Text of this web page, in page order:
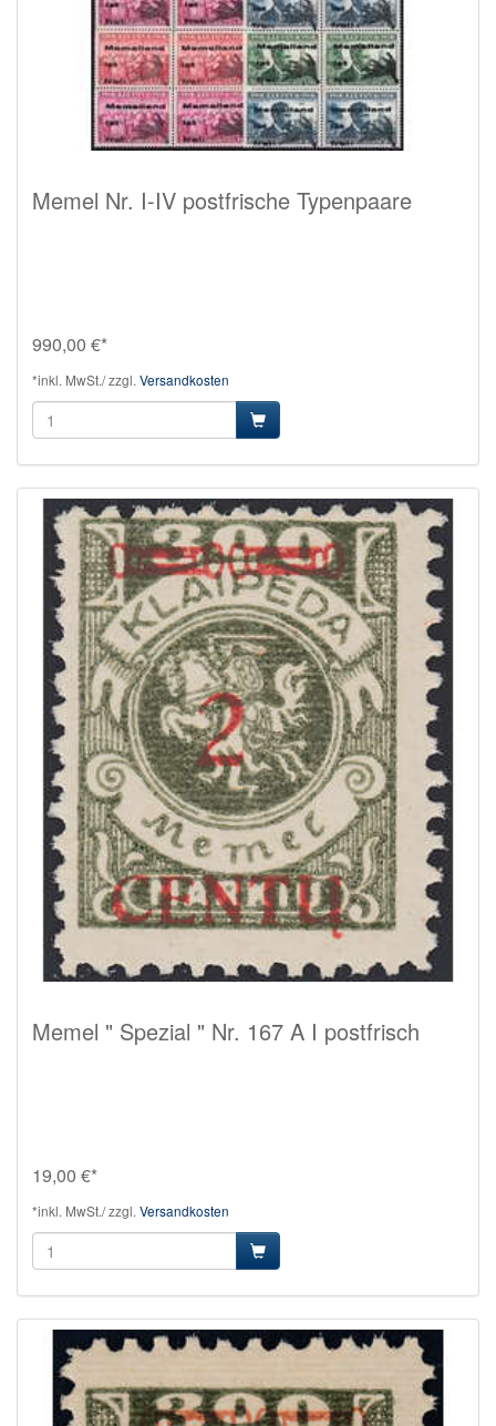
Memel Nr. I-IV postfrische Typenpaare
990,00 €*
*inkl. MwSt./ zzgl. Versandkosten
Memel " Spezial " Nr. 167 A I postfrisch
19,00 €*
*inkl. MwSt./ zzgl. Versandkosten